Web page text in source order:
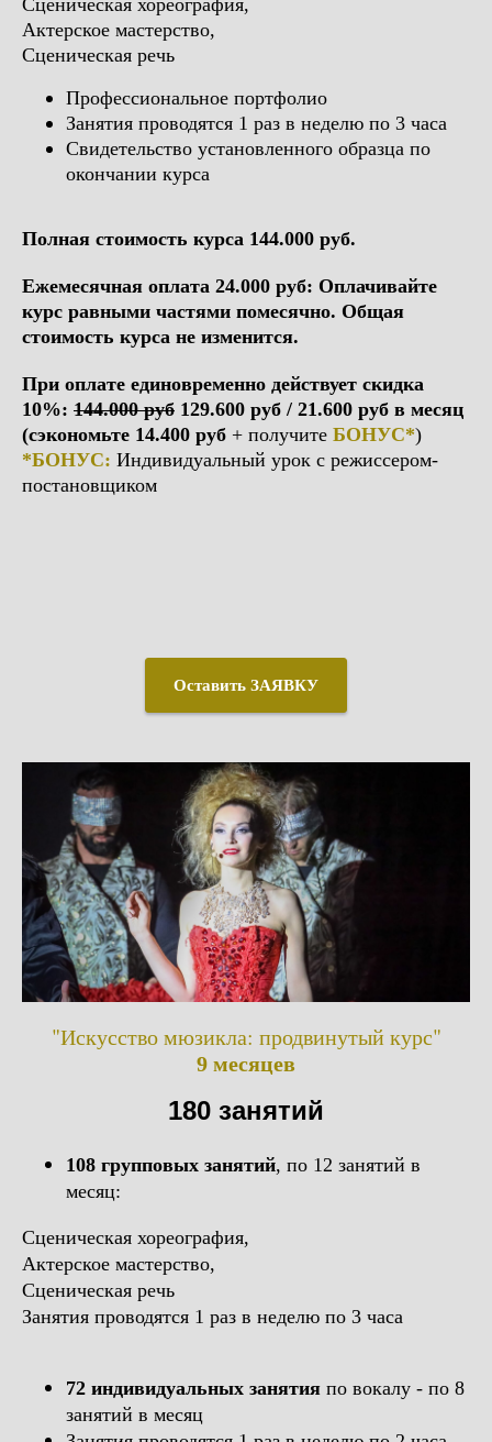
Актерское мастерство,
Сценическая речь
Профессиональное портфолио
Занятия проводятся 1 раз в неделю по 3 часа
Свидетельство установленного образца по
окончании курса
Полная стоимость курса 144.000 руб.
Ежемесячная оплата 24.000 руб: Оплачивайте
курс равными частями помесячно. Общая
стоимость курса не изменится.
При оплате единовременно действует скидка
10%: 144.000 руб 129.600 руб / 21.600 руб в месяц
(сэкономьте 14.400 руб + получите БОНУС*)
*БОНУС: Индивидуальный урок с режиссером-
постановщиком
Оставить ЗАЯВКУ
"Искусство мюзикла: продвинутый курс"
9 месяцев
180 занятий
108 групповых занятий, по 12 занятий в
месяц:
Сценическая хореография,
Актерское мастерство,
Сценическая речь
Занятия проводятся 1 раз в неделю по 3 часа
72 индивидуальных занятия по вокалу - по 8
занятий в месяц